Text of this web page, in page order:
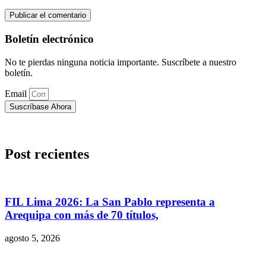
Boletín electrónico
No te pierdas ninguna noticia importante. Suscríbete a nuestro
boletín.
Email
Suscríbase Ahora
Post recientes
FIL Lima 2026: La San Pablo representa a
Arequipa con más de 70 títulos,
agosto 5, 2026